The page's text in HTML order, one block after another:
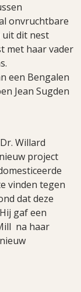
onvruchtbare
dit nest
met haar vader
een Bengalen
Jean Sugden
Willard
project
vinden tegen
dat deze
gaf een
na haar